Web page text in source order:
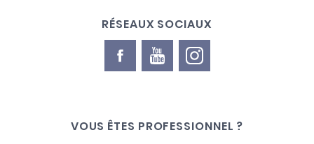
RÉSEAUX SOCIAUX
VOUS ÊTES PROFESSIONNEL ?